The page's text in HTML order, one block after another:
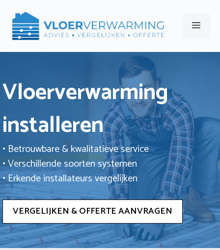
naar
Menu
Vloerverwarming
installeren
• Betrouwbare & kwalitatieve service
• Verschillende soorten systemen
• Erkende installateurs vergelijken
VERGELIJKEN & OFFERTE AANVRAGEN